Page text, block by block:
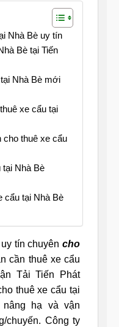
Nhà Bè uy tín
Bè tại Tiến
Nhà Bè mới
xe cẩu tại
cho thuê xe cẩu
tại Nhà Bè
cẩu tại Nhà Bè
tín chuyên cho
cần thuê xe cẩu
Tải Tiến Phát
thuê xe cẩu tại
hạ và vận
chuyến. Công ty